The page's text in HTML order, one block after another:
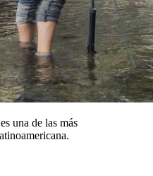
una de las más